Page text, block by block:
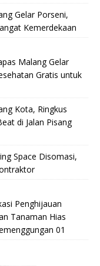
Gelar Porseni,
Kemerdekaan
Malang Gelar
Gratis untuk
Kota, Ringkus
di Jalan Pisang
Space Disomasi,
Penghijauan
Tanaman Hias
01